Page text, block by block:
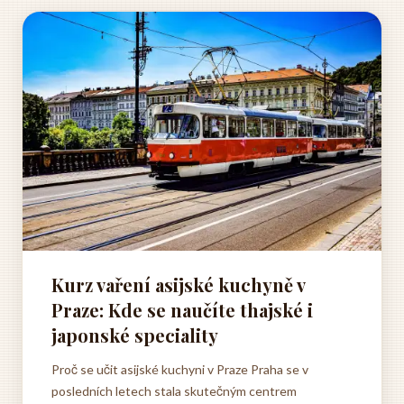
Kurz vaření asijské kuchyně v
Praze: Kde se naučíte thajské i
japonské speciality
Proč se učit asijské kuchyni v Praze Praha se v
posledních letech stala skutečným centrem